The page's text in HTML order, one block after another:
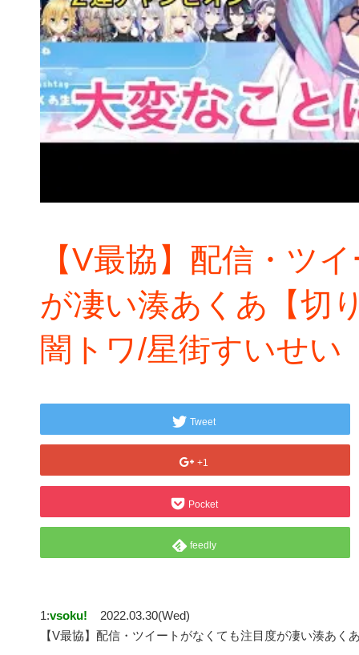
【V最協】配信・ツ
が凄い湊あくあ【切
闇トワ/星街すいせい
Tweet
+1
Pocket
feedly
1:vsoku!
2022.03.30(Wed)
【V最協】配信・ツイートがなくても注目度が凄い湊あ